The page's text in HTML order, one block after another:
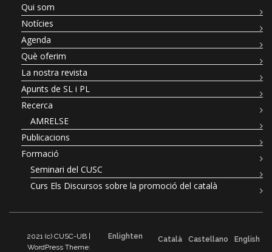
Qui som
Notícies
Agenda
Què oferim
La nostra revista
Apunts de SL i PL
Recerca
AMRELSE
Publicacions
Formació
Seminari del CUSC
Curs Els Discursos sobre la promoció del català
2021 (c) CUSC-UB |
WordPress Theme:
Enlighten Català Castellano English